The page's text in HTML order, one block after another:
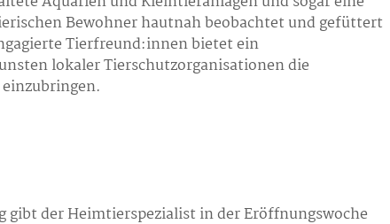
Bewohner hautnah beobachtet und gefüttert
Tierfreund:innen bietet ein
lokaler Tierschutzorganisationen die
gibt der Heimtierspezialist in der Eröffnungswoche